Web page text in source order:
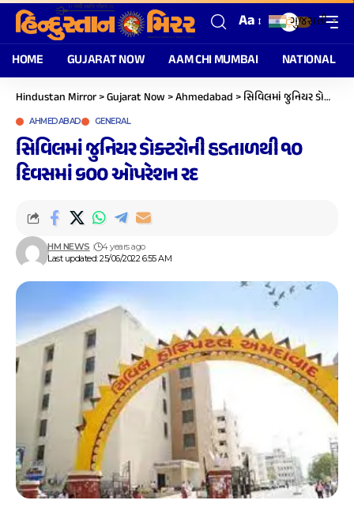
Aa
HOME GUJARAT NOW AAM CHI MUMBAI NATIONAL
Hindustan Mirror>Gujarat Now>Ahmedabad>સિવિલમાં જુનિયર ડોક્ટરોની હડતાળથી ૧૦ દિવસમાં ૬૦૦ ઓપરેશન રદ
AHMEDABAD GENERAL
સિવિલમાં જુનિયર ડોક્ટરોની હડતાળથી ૧૦
દિવસમાં ૬૦૦ ઓપરેશન રદ
Last updated: 25/06/2022 6:55 AM
HM NEWS 4 years ago
ગુજરાતી ▼